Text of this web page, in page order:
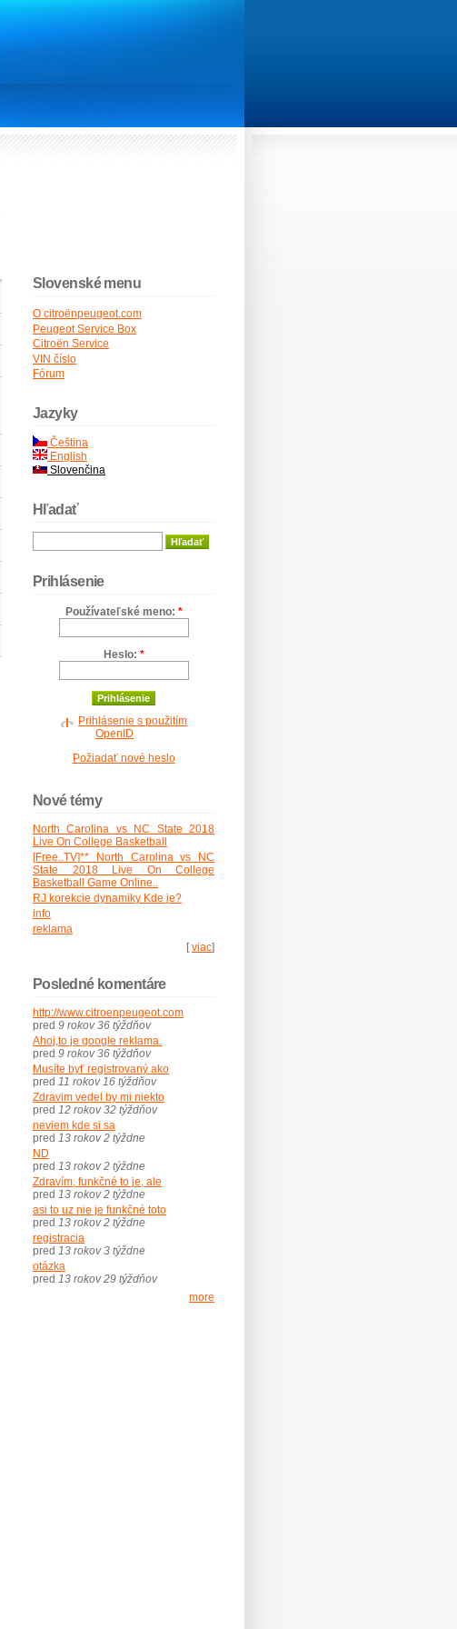
Slovenské menu
O citroënpeugeot.com
Peugeot Service Box
Citroën Service
VIN číslo
Fórum
Jazyky
Čeština
English
Slovenčina
Hľadať
Prihlásenie
Používateľské meno: *
Heslo: *
Prihlásenie s použitím
OpenID
Požiadať nové heslo
Nové témy
North Carolina vs NC State 2018
Live On College Basketball
[Free..TV]** North Carolina vs NC
State 2018 Live On College
Basketball Game Online..
RJ korekcie dynamiky Kde je?
info
reklama
[viac]
Posledné komentáre
http://www.citroenpeugeot.com
pred 9 rokov 36 týždňov
Ahoj,to je google reklama.
pred 9 rokov 36 týždňov
Musíte byť registrovaný ako
pred 11 rokov 16 týždňov
Zdravim vedel by mi niekto
pred 12 rokov 32 týždňov
neviem kde si sa
pred 13 rokov 2 týždne
ND
pred 13 rokov 2 týždne
Zdravím, funkčné to je, ale
pred 13 rokov 2 týždne
asi to uz nie je funkčné toto
pred 13 rokov 2 týždne
registracia
pred 13 rokov 3 týždne
otázka
pred 13 rokov 29 týždňov
more